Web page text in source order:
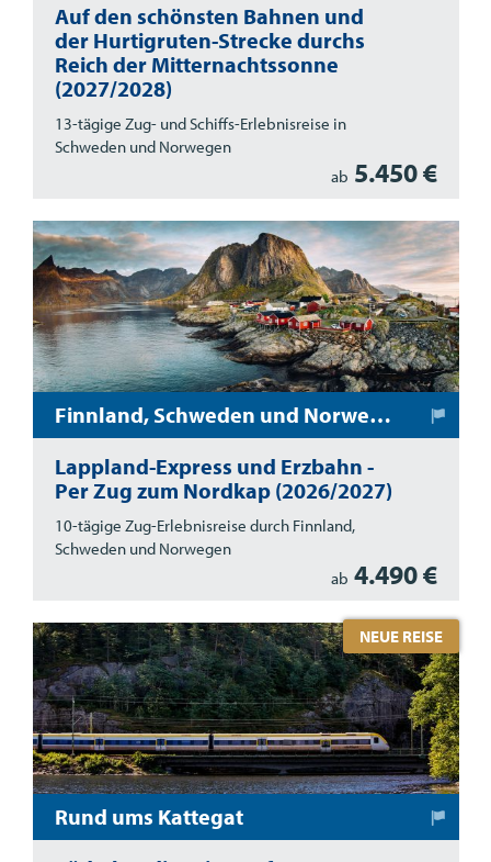
Auf den schönsten Bahnen und
der Hurtigruten-Strecke durchs
Reich der Mitternachtssonne
(2027/2028)
13-tägige Zug- und Schiffs-Erlebnisreise in
Schweden und Norwegen
ab 5.450 €
Finnland, Schweden und Norwegen
Lappland-Express und Erzbahn -
Per Zug zum Nordkap (2026/2027)
10-tägige Zug-Erlebnisreise durch Finnland,
Schweden und Norwegen
ab 4.490 €
Rund ums Kattegat
NEUE REISE